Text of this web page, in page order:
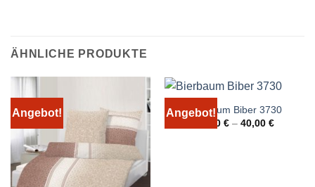
ÄHNLICHE PRODUKTE
Angebot! Angebot!
Bierbaum Biber 3730
25,00 €– 40,00 €